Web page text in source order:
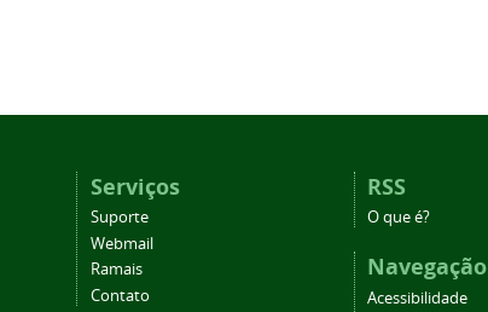
Serviços
Suporte
Webmail
Ramais
Contato
RSS
O que é?
Navegação
Acessibilidade